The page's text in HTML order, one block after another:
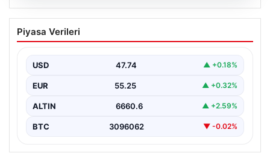
Menderes Belediye Başkanı İlkay Çiçek
ve Çok Sayıda Kişi Tutuklandı
soruşturma kapsamında, Belediye Başkanı İlkay Çiçek
ve…
Piyasa Verileri
USD 47.74 ▲ +0.18%
EUR 55.25 ▲ +0.32%
ALTIN 6660.6 ▲ +2.59%
BTC 3096062 ▼ -0.02%